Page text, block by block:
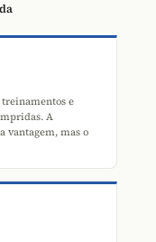
e
A
vantagem, mas o